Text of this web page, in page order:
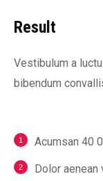
Result
Vestibulum a
bibendum
Acumsan 40
Dolor